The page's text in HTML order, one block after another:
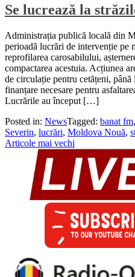
Se lucrează la
Administrația publică locală din
perioadă lucrări de intervenție pe
reprofilarea carosabilului,
compactarea acestuia. Acțiunea
de circulație pentru cetățeni,
finanțare necesare pentru
Lucrările au început […]
Posted in: NewsTagged: banat fm,
Severin, lucrări, Moldova Nouă,
Navigare
articole
Articole mai vechi